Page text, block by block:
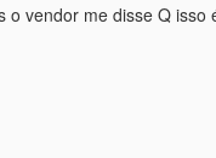
vendor me disse Q